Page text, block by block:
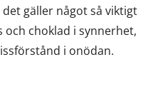
det gäller något så viktigt
och choklad i synnerhet,
i onödan.